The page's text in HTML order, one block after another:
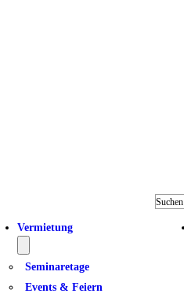
Suchen
Vermietung
Seminaretage
Events & Feiern